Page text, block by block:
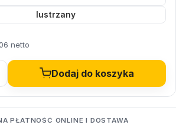
lustrzany
netto
Dodaj do koszyka
PŁATNOŚĆ ONLINE I DOSTAWA